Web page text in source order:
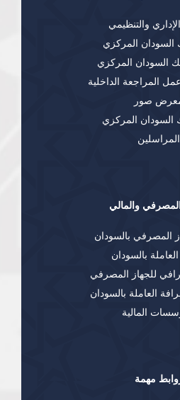
والتنظيمي
السودان المركزي
السودان المركزي
المراجعة الداخلية
صور
السودان المركزي
المراسلين
المصرفي والمالي
المصرفي بالسودان
بالسودان
للجهاز المصرفي
العاملة بالسودان
المالية
مهمة